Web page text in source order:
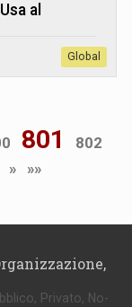
al
Global
801
802
» »»
Privato, No-